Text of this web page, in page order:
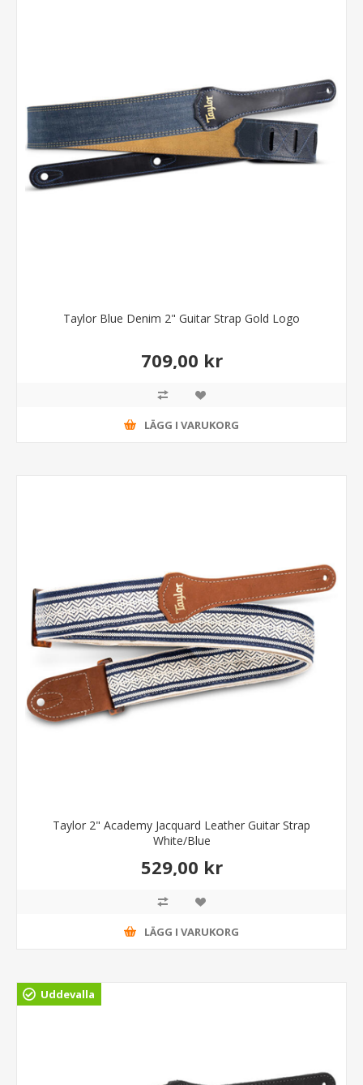
Taylor Blue Denim 2" Guitar Strap Gold Logo
709,00 kr
LÄGG I VARUKORG
Taylor 2" Academy Jacquard Leather Guitar Strap
White/Blue
529,00 kr
LÄGG I VARUKORG
Uddevalla